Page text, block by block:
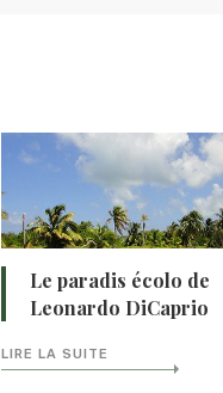
Le paradis écolo de
Leonardo DiCaprio
LIRE LA SUITE